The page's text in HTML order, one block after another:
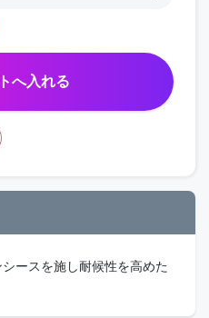
へ入れる
ースを施し耐候性を高めた